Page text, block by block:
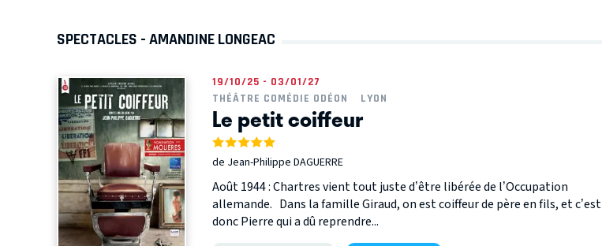
SPECTACLES - AMANDINE LONGEAC
19/10/25 - 03/01/27
THÉÂTRE COMÉDIE ODÉON
LYON
Le petit coiffeur
de Jean-Philippe DAGUERRE
Août 1944 : Chartres vient tout juste d’être libérée de l’Occupation
allemande. Dans la famille Giraud, on est coiffeur de père en fils, et c’est
donc Pierre qui a dû reprendre...